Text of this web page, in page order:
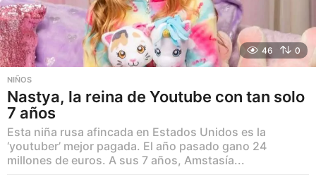
46 0
NIÑOS
Nastya, la reina de Youtube con tan solo
7 años
Esta niña rusa afincada en Estados Unidos es la
‘youtuber’ mejor pagada. El año pasado gano 24
millones de euros. A sus 7 años, Amstasía...